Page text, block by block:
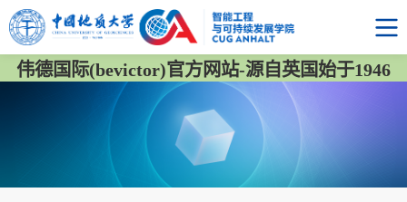
伟德国际(bevictor)官方网站-源自英国始于1946